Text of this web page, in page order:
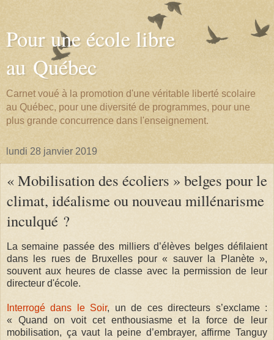
Pour une école libre
au Québec
Carnet voué à la promotion d'une véritable liberté scolaire
au Québec, pour une diversité de programmes, pour une
plus grande concurrence dans l'enseignement.
lundi 28 janvier 2019
« Mobilisation des écoliers » belges pour le
climat, idéalisme ou nouveau millénarisme
inculqué ?
La semaine passée des milliers d’élèves belges défilaient
dans les rues de Bruxelles pour « sauver la Planète »,
souvent aux heures de classe avec la permission de leur
directeur d'école.
Interrogé dans le Soir, un de ces directeurs s’exclame :
« Quand on voit cet enthousiasme et la force de leur
mobilisation, ça vaut la peine d’embrayer, affirme Tanguy